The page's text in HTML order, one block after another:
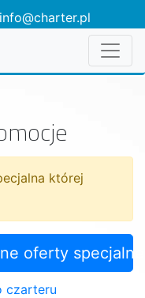
info@charter.pl
której
oferty specjalne
czarteru